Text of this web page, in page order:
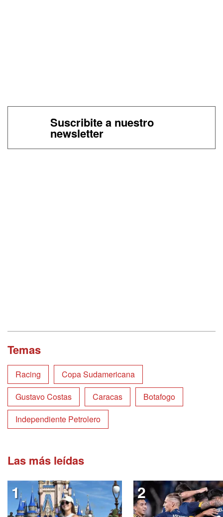
Suscribite a nuestro
newsletter
Temas
Racing
Copa Sudamericana
Gustavo Costas
Caracas
Botafogo
Independiente Petrolero
Las más leídas